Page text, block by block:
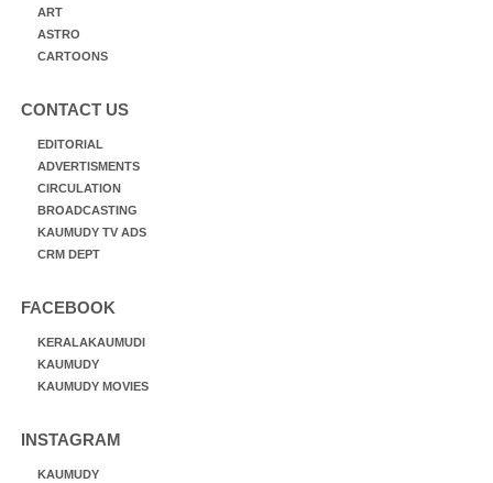
ART
ASTRO
CARTOONS
CONTACT US
EDITORIAL
ADVERTISMENTS
CIRCULATION
BROADCASTING
KAUMUDY TV ADS
CRM DEPT
FACEBOOK
KERALAKAUMUDI
KAUMUDY
KAUMUDY MOVIES
INSTAGRAM
KAUMUDY